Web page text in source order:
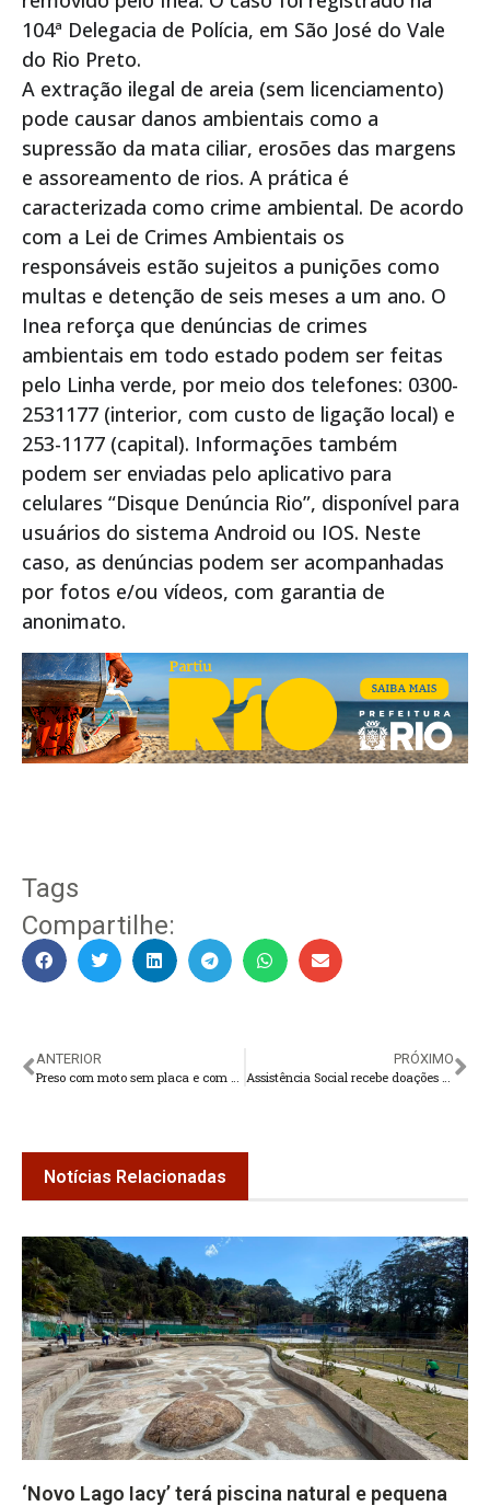
104ª Delegacia de Polícia, em São José do Vale
do Rio Preto.
A extração ilegal de areia (sem licenciamento)
pode causar danos ambientais como a
supressão da mata ciliar, erosões das margens
e assoreamento de rios. A prática é
caracterizada como crime ambiental. De acordo
com a Lei de Crimes Ambientais os
responsáveis estão sujeitos a punições como
multas e detenção de seis meses a um ano. O
Inea reforça que denúncias de crimes
ambientais em todo estado podem ser feitas
pelo Linha verde, por meio dos telefones: 0300-
2531177 (interior, com custo de ligação local) e
253-1177 (capital). Informações também
podem ser enviadas pelo aplicativo para
celulares “Disque Denúncia Rio”, disponível para
usuários do sistema Android ou IOS. Neste
caso, as denúncias podem ser acompanhadas
por fotos e/ou vídeos, com garantia de
anonimato.
Tags
Compartilhe:
ANTERIOR
Preso com moto sem placa e com o chassi raspado
PRÓXIMO
Assistência Social recebe doações do CRECI-RJ
Notícias Relacionadas
‘Novo Lago Iacy’ terá piscina natural e pequena